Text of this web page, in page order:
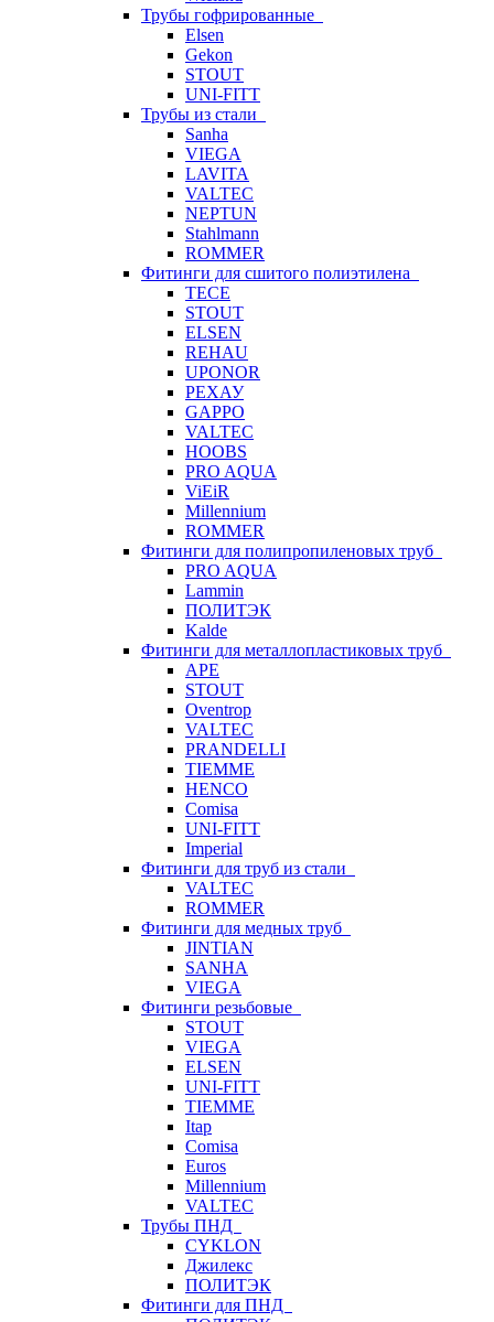
Трубы гофрированные
Elsen
Gekon
STOUT
UNI-FITT
Трубы из стали
Sanha
VIEGA
LAVITA
VALTEC
NEPTUN
Stahlmann
ROMMER
Фитинги для сшитого полиэтилена
TECE
STOUT
ELSEN
REHAU
UPONOR
РЕХАУ
GAPPO
VALTEC
HOOBS
PRO AQUA
ViEiR
Millennium
ROMMER
Фитинги для полипропиленовых труб
PRO AQUA
Lammin
ПОЛИТЭК
Kalde
Фитинги для металлопластиковых труб
APE
STOUT
Oventrop
VALTEC
PRANDELLI
TIEMME
HENCO
Comisa
UNI-FITT
Imperial
Фитинги для труб из стали
VALTEC
ROMMER
Фитинги для медных труб
JINTIAN
SANHA
VIEGA
Фитинги резьбовые
STOUT
VIEGA
ELSEN
UNI-FITT
TIEMME
Itap
Comisa
Euros
Millennium
VALTEC
Трубы ПНД
CYKLON
Джилекс
ПОЛИТЭК
Фитинги для ПНД